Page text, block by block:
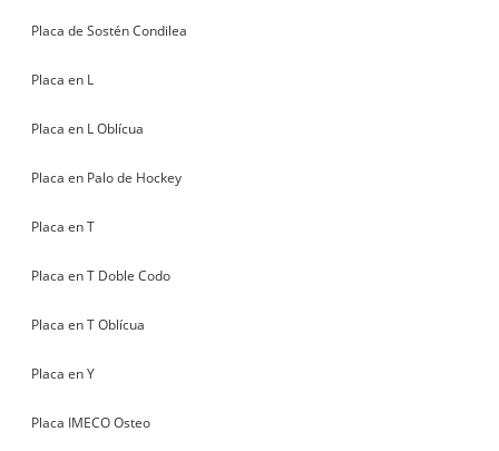
Placa de Sostén Condilea
Placa en L
Placa en L Oblícua
Placa en Palo de Hockey
Placa en T
Placa en T Doble Codo
Placa en T Oblícua
Placa en Y
Placa IMECO Osteo